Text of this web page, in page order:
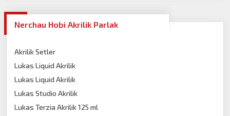
Nerchau Hobi Akrilik Parlak
Akrilik Setler
Lukas Liquid Akrilik
Lukas Liquid Akrilik
Lukas Studio Akrilik
Lukas Terzia Akrilik 125 ml